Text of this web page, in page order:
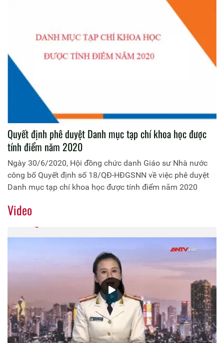
Quyết định phê duyệt Danh mục tạp chí khoa học được
tính điểm năm 2020
Ngày 30/6/2020, Hội đồng chức danh Giáo sư Nhà nước
công bố Quyết định số 18/QĐ-HĐGSNN về việc phê duyệt
Danh mục tạp chí khoa học được tính điểm năm 2020
Video